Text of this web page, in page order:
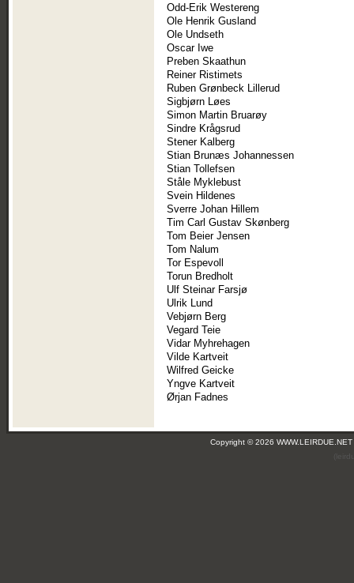
Odd-Erik Westereng
Ole Henrik Gusland
Ole Undseth
Oscar Iwe
Preben Skaathun
Reiner Ristimets
Ruben Grønbeck Lillerud
Sigbjørn Løes
Simon Martin Bruarøy
Sindre Krågsrud
Stener Kalberg
Stian Brunæs Johannessen
Stian Tollefsen
Ståle Myklebust
Svein Hildenes
Sverre Johan Hillem
Tim Carl Gustav Skønberg
Tom Beier Jensen
Tom Nalum
Tor Espevoll
Torun Bredholt
Ulf Steinar Farsjø
Ulrik Lund
Vebjørn Berg
Vegard Teie
Vidar Myhrehagen
Vilde Kartveit
Wilfred Geicke
Yngve Kartveit
Ørjan Fadnes
Copyright © 2026